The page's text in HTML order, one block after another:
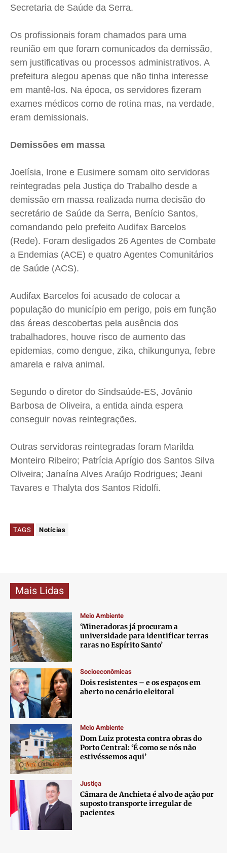
Privacidade
Privacidade
Privacidade
Privacidade
Secretaria de Saúde da Serra.
Os profissionais foram chamados para uma
reunião em que foram comunicados da demissão,
sem justificativas ou processos administrativos. A
prefeitura alegou apenas que não tinha interesse
em mantê-los. Na época, os servidores fizeram
exames médicos como de rotina mas, na verdade,
eram demissionais.
Demissões em massa
Joelísia, Irone e Eusimere somam oito servidoras
reintegradas pela Justiça do Trabalho desde a
demissão em massa realizada numa decisão do
secretário de Saúde da Serra, Benício Santos,
comandando pelo prefeito Audifax Barcelos
(Rede). Foram desligados 26 Agentes de Combate
a Endemias (ACE) e quatro Agentes Comunitários
de Saúde (ACS).
Audifax Barcelos foi acusado de colocar a
população do município em perigo, pois em função
das áreas descobertas pela ausência dos
trabalhadores, houve risco de aumento das
epidemias, como dengue, zika, chikungunya, febre
amarela e raiva animal.
Segundo o diretor do Sindsaúde-ES, Jovânio
Barbosa de Oliveira, a entida ainda espera
conseguir novas reintegrações.
Outras servidoras reintegradas foram Marilda
Monteiro Ribeiro; Patrícia Aprígio dos Santos Silva
Oliveira; Janaína Alves Araújo Rodrigues; Jeani
Tavares e Thalyta dos Santos Ridolfi.
TAGS Notícias
Mais Lidas
Meio Ambiente
‘Mineradoras já procuram a
universidade para identificar terras
raras no Espírito Santo’
Socioeconômicas
Dois resistentes – e os espaços em
aberto no cenário eleitoral
Meio Ambiente
Dom Luiz protesta contra obras do
Porto Central: ‘É como se nós não
estivéssemos aqui’
Justiça
Câmara de Anchieta é alvo de ação por
suposto transporte irregular de
pacientes